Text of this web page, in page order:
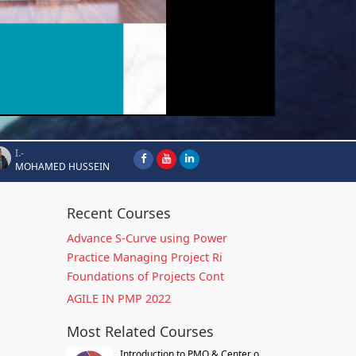
I.-
MOHAMED HUSSEIN
Recent Courses
Advance S-Curve using Power
Practice Managing Project Ri
Foundations of Projects Cont
AGILE IN PMP 2022
Most Related Courses